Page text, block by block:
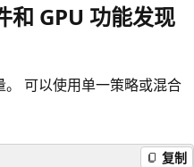
GPU 功能发现
可以使用单一策略或混合
复制